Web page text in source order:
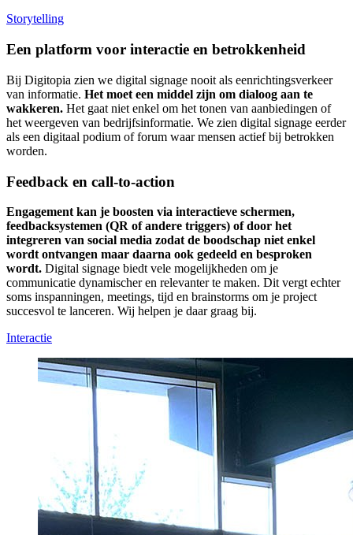
Storytelling
Een platform voor interactie en betrokkenheid
Bij Digitopia zien we digital signage nooit als eenrichtingsverkeer
van informatie. Het moet een middel zijn om dialoog aan te
wakkeren. Het gaat niet enkel om het tonen van aanbiedingen of
het weergeven van bedrijfsinformatie. We zien digital signage eerder
als een digitaal podium of forum waar mensen actief bij betrokken
worden.
Feedback en call-to-action
Engagement kan je boosten via interactieve schermen,
feedbacksystemen (QR of andere triggers) of door het
integreren van social media zodat de boodschap niet enkel
wordt ontvangen maar daarna ook gedeeld en besproken
wordt. Digital signage biedt vele mogelijkheden om je
communicatie dynamischer en relevanter te maken. Dit vergt echter
soms inspanningen, meetings, tijd en brainstorms om je project
succesvol te lanceren. Wij helpen je daar graag bij.
Interactie